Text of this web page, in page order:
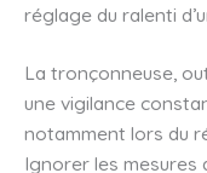
réglage du ralenti
La tronçonneuse,
une vigilance
notamment lors du
Ignorer les mesures